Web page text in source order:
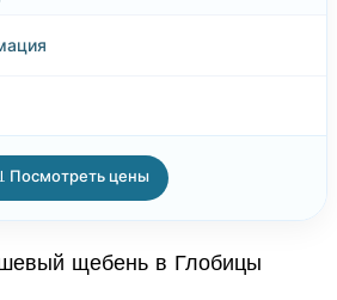
Посмотреть цены